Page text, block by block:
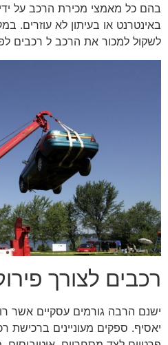
בהם כל מאמצי מכירת הרכב על
באינטרנט או בעיתון לא עוזרים.
לשקול למכור את הרכב ל רכבים
רכבים לצורך
ישנם הרבה גורמים עסקיים אשר
יאסיף. ספקים מעוניינים ברכישת